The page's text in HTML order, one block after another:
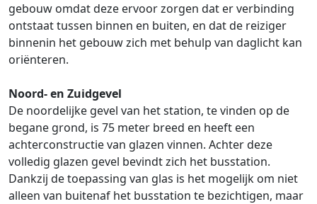
gebouw omdat deze ervoor zorgen dat er verbinding
ontstaat tussen binnen en buiten, en dat de reiziger
binnenin het gebouw zich met behulp van daglicht kan
oriënteren.
Noord- en Zuidgevel
De noordelijke gevel van het station, te vinden op de
begane grond, is 75 meter breed en heeft een
achterconstructie van glazen vinnen. Achter deze
volledig glazen gevel bevindt zich het busstation.
Dankzij de toepassing van glas is het mogelijk om niet
alleen van buitenaf het busstation te bezichtigen, maar